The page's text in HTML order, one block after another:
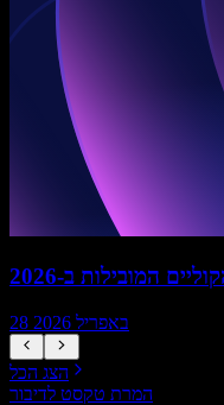
המובילות ב-2026
28 באפריל 2026
הצג הכל
המרת טקסט לדיבור